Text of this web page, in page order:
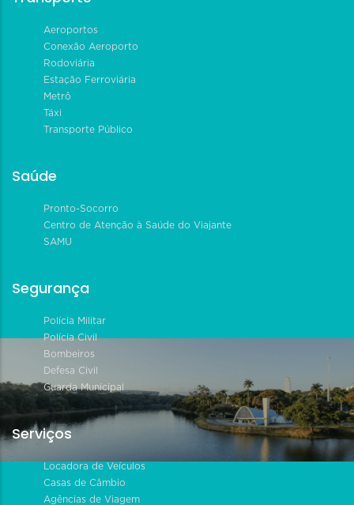
Aeroportos
Conexão Aeroporto
Rodoviária
Estação Ferroviária
Metrô
Táxi
Transporte Público
Saúde
Pronto-Socorro
Centro de Atenção à Saúde do Viajante
SAMU
Segurança
Polícia Militar
Polícia Civil
Bombeiros
Defesa Civil
Guarda Municipal
Serviços
Locadora de Veículos
Casas de Câmbio
Agências de Viagem